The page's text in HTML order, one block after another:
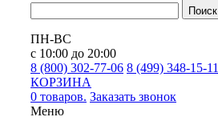
Поиск
ПН-ВС
с 10:00 до 20:00
8 (800) 302-77-06 8 (499) 348-15-11
КОРЗИНА
0 товаров. Заказать звонок
Меню